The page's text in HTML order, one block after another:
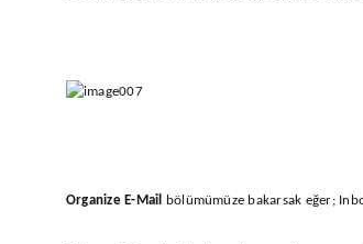
Organize E-Mail bölümümüze bakarsak eğer;